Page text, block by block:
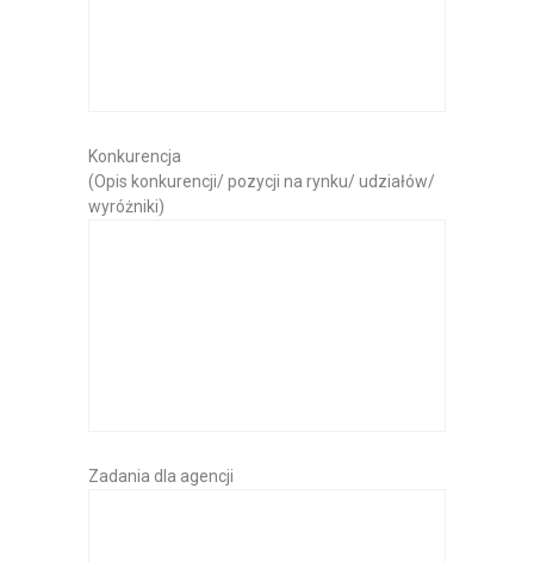
Konkurencja
(Opis konkurencji/ pozycji na rynku/ udziałów/
wyróżniki)
Zadania dla agencji